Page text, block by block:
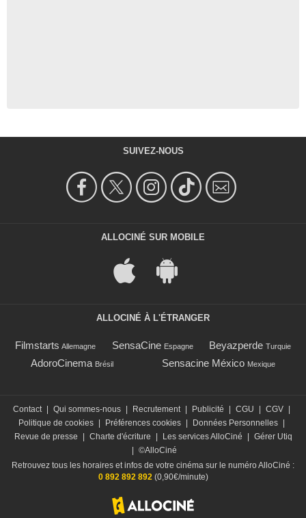
SUIVEZ-NOUS
ALLOCINÉ SUR MOBILE
ALLOCINÉ À L'ÉTRANGER
Filmstarts Allemagne SensaCine Espagne Beyazperde Turquie
AdoroCinema Brésil Sensacine México Mexique
Contact Qui sommes-nous Recrutement Publicité CGU CGV
Politique de cookies
Préférences cookies Données Personnelles
Revue de presse
Charte d'écriture Les services AlloCiné
Gérer Utiq
©AlloCiné
Retrouvez tous les horaires et infos de votre cinéma sur le numéro AlloCiné :
0 892 892 892(0,90€/minute)